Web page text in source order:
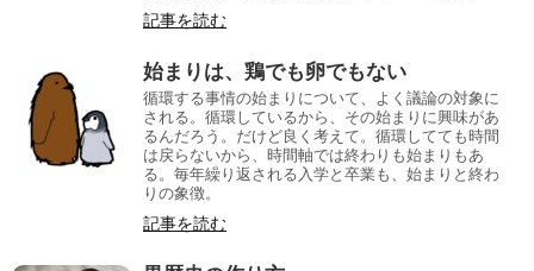
記事を読む
始まりは、鶏でも卵でもない
循環する事情の始まりについて、よく議論の対象に
される。循環しているから、その始まりに興味があ
るんだろう。だけど良く考えて。循環してても時間
は戻らないから、時間軸では終わりも始まりもあ
る。毎年繰り返される入学と卒業も、始まりと終わ
りの象徴。
記事を読む